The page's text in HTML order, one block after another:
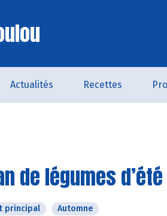
Actualités Recettes
de légumes d’été
principal Automne